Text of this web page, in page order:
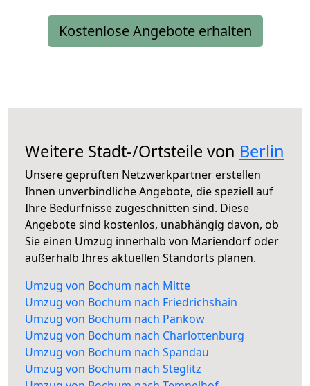
Kostenlose Angebote erhalten
Weitere Stadt-/Ortsteile von Berlin
Unsere geprüften Netzwerkpartner erstellen
Ihnen unverbindliche Angebote, die speziell auf
Ihre Bedürfnisse zugeschnitten sind. Diese
Angebote sind kostenlos, unabhängig davon, ob
Sie einen Umzug innerhalb von Mariendorf oder
außerhalb Ihres aktuellen Standorts planen.
Umzug von Bochum nach Mitte
Umzug von Bochum nach Friedrichshain
Umzug von Bochum nach Pankow
Umzug von Bochum nach Charlottenburg
Umzug von Bochum nach Spandau
Umzug von Bochum nach Steglitz